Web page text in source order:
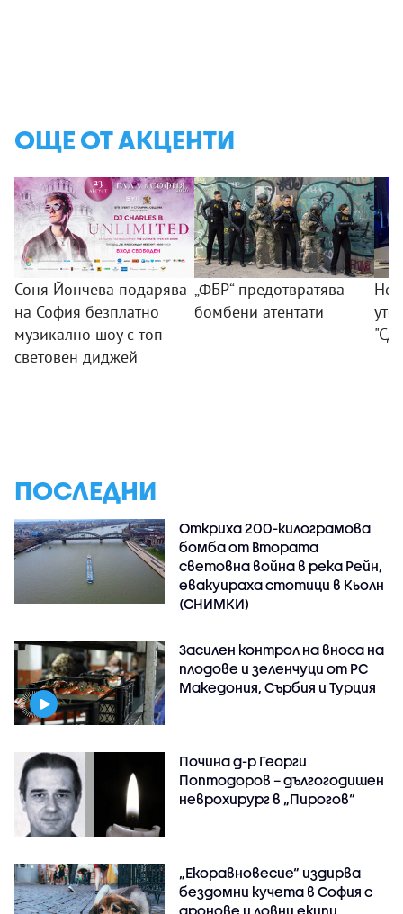
ОЩЕ ОТ АКЦЕНТИ
Соня Йончева подарява
на София безплатно
музикално шоу с топ
световен диджей
„ФБР“ предотвратява
бомбени атентати
ПОСЛЕДНИ
Откриха 200-килограмова
бомба от Втората
световна война в река Рейн,
евакуираха стотици в Кьолн
(СНИМКИ)
Засилен контрол на вноса на
плодове и зеленчуци от РС
Македония, Сърбия и Турция
Почина д-р Георги
Поптодоров – дългогодишен
неврохирург в „Пирогов“
„Екоравновесие“ издирва
бездомни кучета в София с
дронове и ловни екипи